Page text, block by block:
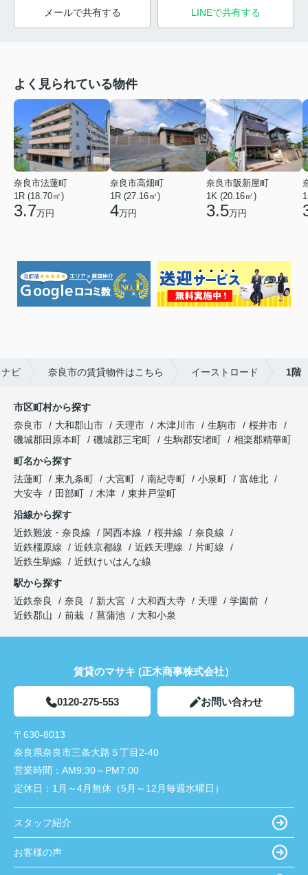
メールで共有する LINEで共有する
よく見られている物件
奈良市法蓮町
1R (18.70㎡)
3.7万円
奈良市高畑町
1R (27.16㎡)
4万円
奈良市阪新屋町
1K (20.16㎡)
3.5万円
ビ 奈良市の賃貸物件はこちら イーストロード 1階
市区町村から探す
奈良市
大和郡山市 天理市 木津川市 生駒市
桜井市
磯城郡田原本町
磯城郡三宅町 生駒郡安堵町
相楽郡精華町
町名から探す
法蓮町
東九条町 大宮町 南紀寺町 小泉町
富雄北
大安寺
田部町 木津
東井戸堂町
沿線から探す
近鉄難波・奈良線
関西本線 桜井線
奈良線
近鉄橿原線
近鉄京都線 近鉄天理線
片町線
近鉄生駒線
近鉄けいはんな線
駅から探す
近鉄奈良
奈良 新大宮 大和西大寺 天理
学園前
近鉄郡山
前栽 菖蒲池 大和小泉
賃貸のマサキ (正木商事株式会社）
0120-275-553 お問い合わせ
〒630-8013
奈良県奈良市三条大路５丁目2-40
営業時間： AM9:30～PM7:00
定休日： 1月～4月無休（5月～12月毎週水曜日）
スタッフ紹介
お客様の声